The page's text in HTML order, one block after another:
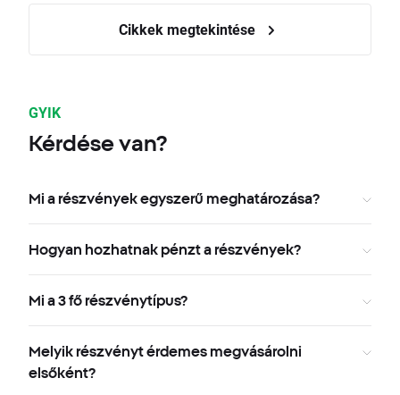
Cikkek megtekintése
GYIK
Kérdése van?
Mi a részvények egyszerű meghatározása?
Hogyan hozhatnak pénzt a részvények?
Mi a 3 fő részvénytípus?
Melyik részvényt érdemes megvásárolni
elsőként?